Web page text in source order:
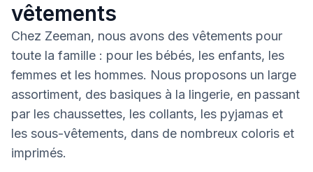
vêtements
Chez Zeeman, nous avons des vêtements pour
toute la famille : pour les bébés, les enfants, les
femmes et les hommes. Nous proposons un large
assortiment, des basiques à la lingerie, en passant
par les chaussettes, les collants, les pyjamas et
les sous-vêtements, dans de nombreux coloris et
imprimés.